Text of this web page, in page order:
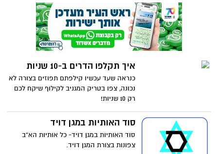
איך תקלפו הדרים ב-10 שניות
כנראה שעד עכשיו קילפתם תפוזים בצורה לא
נכונה, צפו בטריק המגניב לקילוף שיקח לכם
רק 10 שניות!
סוד האותיות במגן דויד
סוד האותיות במגן דויד- כל אותיות הא"ב
צפונות בצורת המגן דויד.